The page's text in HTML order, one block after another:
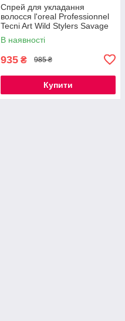
Спрей для укладання
волосся l'oreal Professionnel
Tecni Art Wild Stylers Savage
Panache
В наявності
935 ₴ 985 ₴
Купити